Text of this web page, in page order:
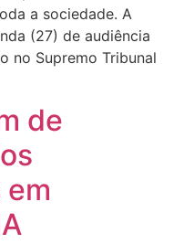
a sociedade. A
(27) de audiência
no Supremo Tribunal
de